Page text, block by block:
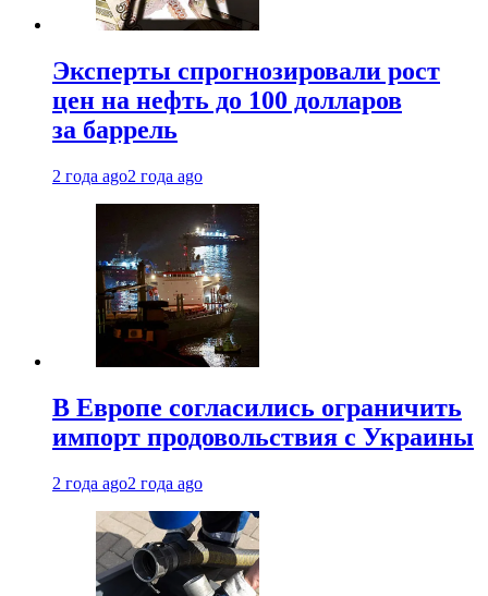
Эксперты спрогнозировали рост
цен на нефть до 100 долларов
за баррель
2 года ago2 года ago
В Европе согласились ограничить
импорт продовольствия с Украины
2 года ago2 года ago